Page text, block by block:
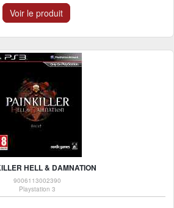
Voir le produit
HELL & DAMNATION
9006113002390
Playstation 3